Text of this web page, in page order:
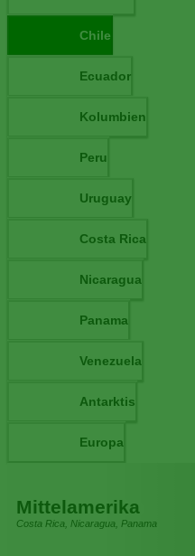
Chile
Ecuador
Kolumbien
Peru
Uruguay
Costa Rica
Nicaragua
Panama
Venezuela
Antarktis
Europa
Mittelamerika
Costa Rica, Nicaragua, Panama